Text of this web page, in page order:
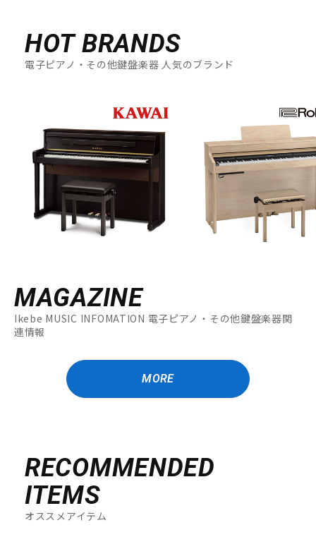
HOT BRANDS
電子ピアノ・その他鍵盤楽器 人気のブランド
MAGAZINE
Ikebe MUSIC INFOMATION 電子ピアノ・その他鍵盤楽器関
連情報
MORE
RECOMMENDED
ITEMS
オススメアイテム